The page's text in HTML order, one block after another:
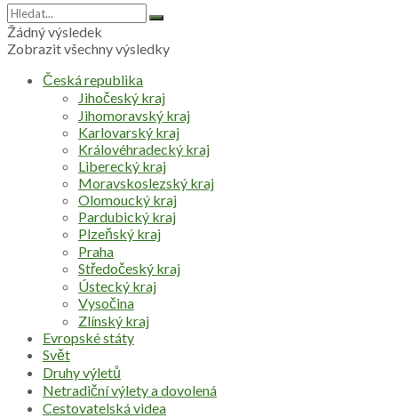
Žádný výsledek
Zobrazit všechny výsledky
Česká republika
Jihočeský kraj
Jihomoravský kraj
Karlovarský kraj
Královéhradecký kraj
Liberecký kraj
Moravskoslezský kraj
Olomoucký kraj
Pardubický kraj
Plzeňský kraj
Praha
Středočeský kraj
Ústecký kraj
Vysočina
Zlínský kraj
Evropské státy
Svět
Druhy výletů
Netradiční výlety a dovolená
Cestovatelská videa